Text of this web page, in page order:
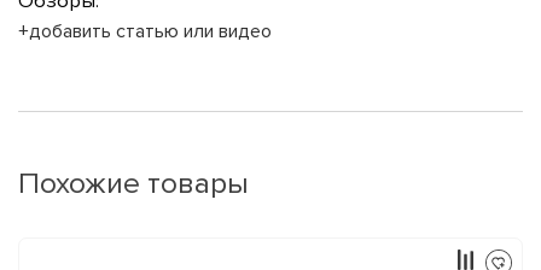
+добавить статью или видео
Похожие товары